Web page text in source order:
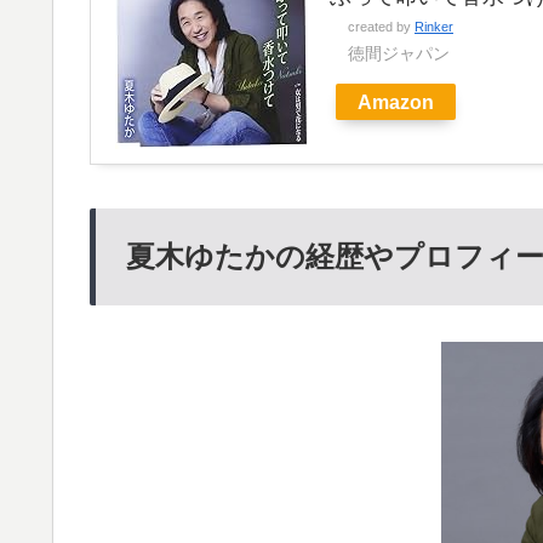
created by Rinker
徳間ジャパン
Amazon
夏木ゆたかの経歴やプロフィ